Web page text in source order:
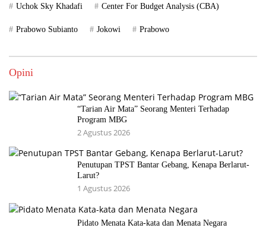
Uchok Sky Khadafi Center For Budget Analysis (CBA)
Prabowo Subianto Jokowi Prabowo
Opini
“Tarian Air Mata” Seorang Menteri Terhadap
Program MBG
2 Agustus 2026
Penutupan TPST Bantar Gebang, Kenapa Berlarut-
Larut?
1 Agustus 2026
Pidato Menata Kata-kata dan Menata Negara